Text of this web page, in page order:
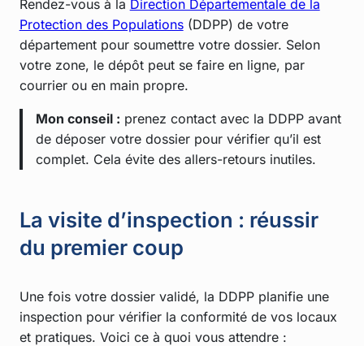
Rendez-vous à la Direction Départementale de la
Protection des Populations(DDPP) de votre
département pour soumettre votre dossier. Selon
votre zone, le dépôt peut se faire en ligne, par
courrier ou en main propre.
Mon conseil : prenez contact avec la DDPP avant
de déposer votre dossier pour vérifier qu’il est
complet. Cela évite des allers-retours inutiles.
La visite d’inspection : réussir
du premier coup
Une fois votre dossier validé, la DDPP planifie une
inspection pour vérifier la conformité de vos locaux
et pratiques. Voici ce à quoi vous attendre :